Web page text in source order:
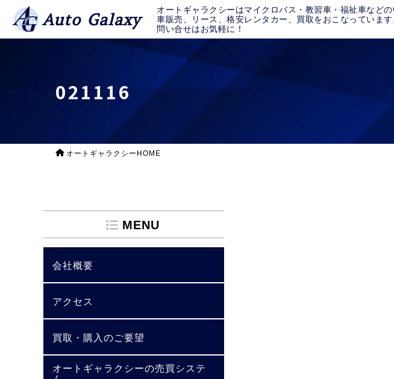
Auto Galaxy
オートギャラクシーはマイクロバス・教習車・福祉車など
車販売、リース、格安レンタカー、買取をおこなっています
問い合せはお気軽に！
021116
オートギャラクシーHOME
MENU
会社概要
アクセス
買取・購入のご要望
オートギャラクシーの売買システ